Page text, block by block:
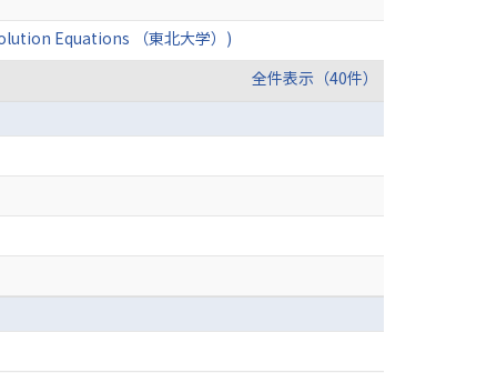
Equations （東北大学）)
全件表示（40件）